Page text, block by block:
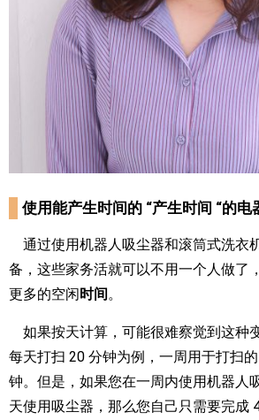
使用能产生时间的 “产生时间 “的电
通过使用机器人吸尘器和滚筒式洗衣
备，这些家务活就可以不用一个人做了
更多的空闲时间。
如果按天计算，可能很难察觉到这种
每天打扫 20 分钟为例，一周用于打扫
钟。但是，如果您在一周内使用机器人
天使用吸尘器，那么您自己只需要完成